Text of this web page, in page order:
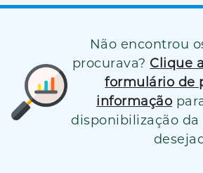
Não encontrou
procurava? Clique
formulário de
informação
disponibilização da